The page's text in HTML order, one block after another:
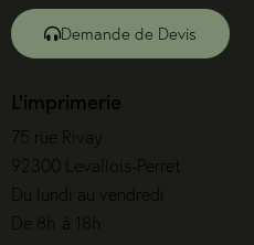
Demande de Devis
L'imprimerie
75 rue Rivay
92300 Levallois-Perret
Du lundi au vendredi
De 8h à 18h